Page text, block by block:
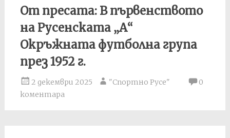
От пресата: В първенството
на Русенската „А“
Окръжната футболна група
през 1952 г.
2 декември 2025 "Спортно Русе"
0
коментара